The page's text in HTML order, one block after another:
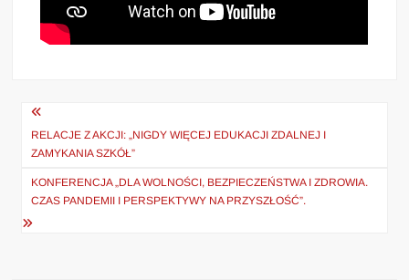
Nawigacja
wpisu
RELACJE Z AKCJI: „NIGDY WIĘCEJ EDUKACJI ZDALNEJ I
ZAMYKANIA SZKÓŁ”
KONFERENCJA „DLA WOLNOŚCI, BEZPIECZEŃSTWA I ZDROWIA.
CZAS PANDEMII I PERSPEKTYWY NA PRZYSZŁOŚĆ”.